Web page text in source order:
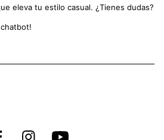
eleva tu estilo casual. ¿Tienes dudas?